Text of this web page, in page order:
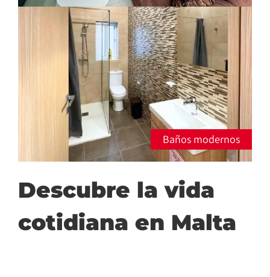
Baños modernos
Descubre la vida
cotidiana en Malta